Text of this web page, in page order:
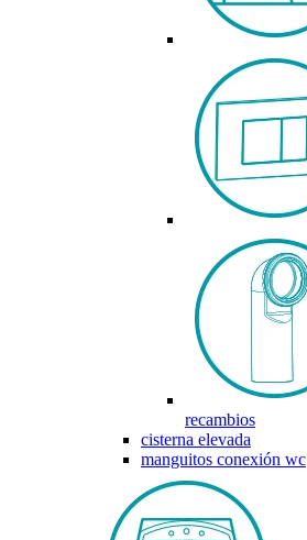
recambios
cisterna elevada
manguitos conexión wc